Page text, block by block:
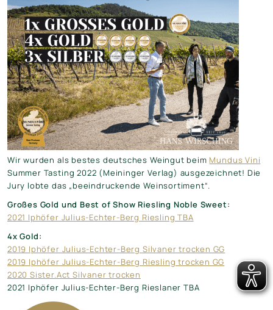
Wir wurden als bestes deutsches Weingut beim Mundus Vini
Summer Tasting 2022 (Meininger Verlag) ausgezeichnet! Die
Jury lobte das „beeindruckende Weinsortiment“.
Großes Gold und Best of Show Riesling Noble Sweet:
2021 Iphöfer Julius-Echter-Berg Riesling TBA
4x Gold:
2019 Iphöfer Julius-Echter-Berg Silvaner trocken GG
2019 Iphöfer Julius-Echter-Berg Riesling trocken GG
2020 Sister.Act Silvaner trocken
2021 Iphöfer Julius-Echter-Berg Rieslaner TBA